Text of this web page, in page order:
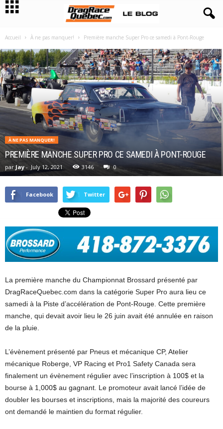
Accueil À ne pas manquer! Première manche Super Pro ce samedi à Pont-Rouge
À NE PAS MANQUER!
PREMIÈRE MANCHE SUPER PRO CE SAMEDI À PONT-ROUGE
par Jay - July 12, 2021 3146 0
Facebook Twitter
La première manche du Championnat Brossard présenté par
DragRaceQuebec.com dans la catégorie Super Pro aura lieu ce
samedi à la Piste d’accélération de Pont-Rouge. Cette première
manche, qui devait avoir lieu le 26 juin avait été annulée en raison
de la pluie.
L’évènement présenté par Pneus et mécanique CP, Atelier
mécanique Roberge, VP Racing et Pro1 Safety Canada sera
finalement un évènement régulier avec l’inscription à 100$ et la
bourse à 1,000$ au gagnant. Le promoteur avait lancé l’idée de
doubler les bourses et inscriptions, mais la majorité des coureurs
ont demandé le maintien du format régulier.